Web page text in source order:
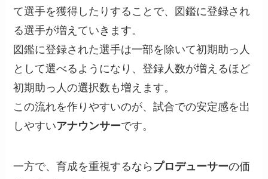
て選手を獲得したりすることで、図鑑に登録され
る選手が増えていきます。
図鑑に登録された選手は一部を除いて初期助っ人
として選べるようになり、登録人数が増えるほど
初期助っ人の選択数も増えます。
この流れを作りやすいのが、試合での安定感を出
しやすいアナウンサーです。
一方で、育成を重視するなら プロデューサーの価